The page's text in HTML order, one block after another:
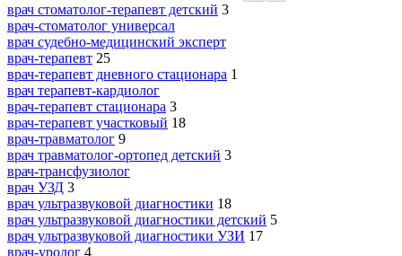
врач стоматолог-терапевт детский 3
врач-стоматолог универсал
врач судебно-медицинский эксперт
врач-терапевт 25
врач-терапевт дневного стационара 1
врач терапевт-кардиолог
врач-терапевт стационара 3
врач-терапевт участковый 18
врач-травматолог 9
врач травматолог-ортопед детский 3
врач-трансфузиолог
врач УЗД 3
врач ультразвуковой диагностики 18
врач ультразвуковой диагностики детский 5
врач ультразвуковой диагностики УЗИ 17
врач-уролог 4